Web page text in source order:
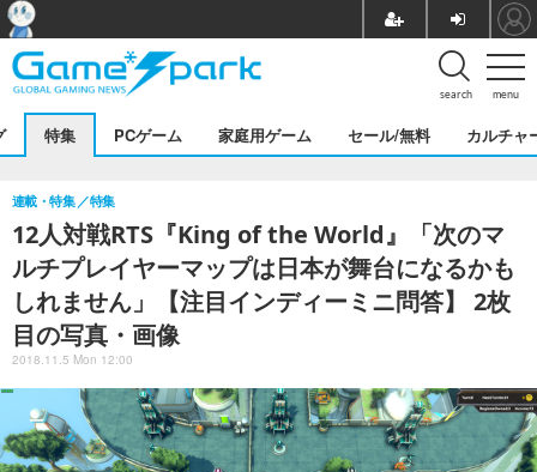
menu
search
特集 PCゲーム 家庭用ゲーム セール/無料 カルチャ
12人対戦RTS『King of the World』「次のマ
ルチプレイヤーマップは日本が舞台になるかも
しれません」【注目インディーミニ問答】 2枚
目の写真・画像
連載・特集 特集
2018.11.5 Mon 12:00